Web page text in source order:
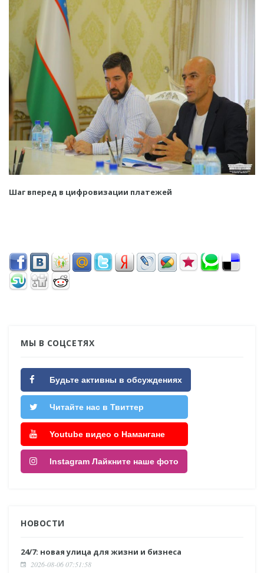
Шаг вперед в цифровизации платежей
МЫ В СОЦСЕТЯХ
Будьте активны в обсуждениях
Читайте нас в Твиттер
Youtube видео о Намангане
Instagram Лайкните наше фото
НОВОСТИ
24/7: новая улица для жизни и бизнеса
2026-08-06 07:51:58